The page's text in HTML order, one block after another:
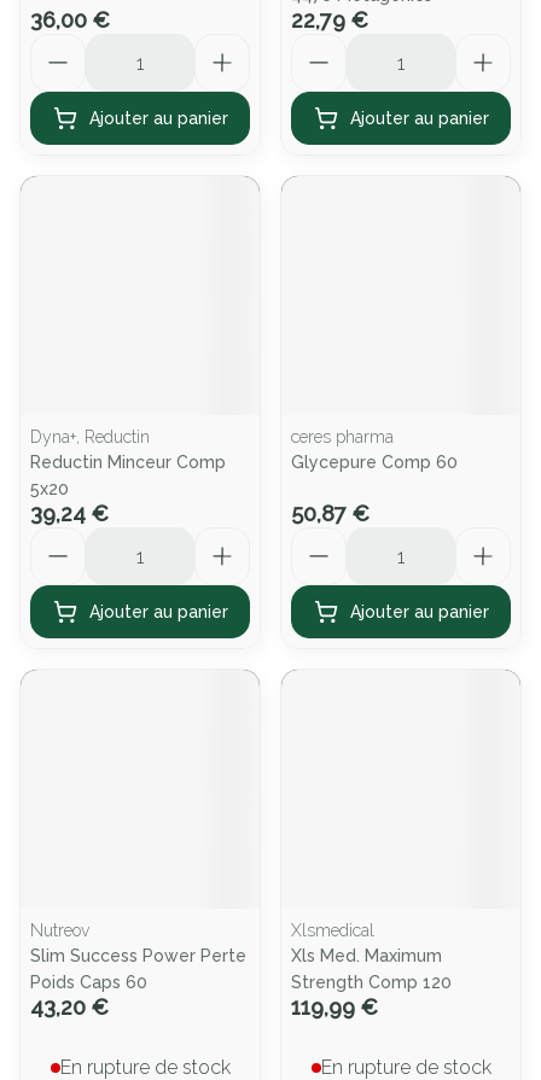
36,00 €
Ajouter au panier
22,79 €
Ajouter au panier
Dyna+, Reductin
Reductin Minceur Comp
5x20
39,24 €
Ajouter au panier
ceres pharma
Glycepure Comp 60
50,87 €
Ajouter au panier
Nutreov
Slim Success Power Perte
Poids Caps 60
43,20 €
En rupture de stock
Xlsmedical
Xls Med. Maximum
Strength Comp 120
119,99 €
En rupture de stock